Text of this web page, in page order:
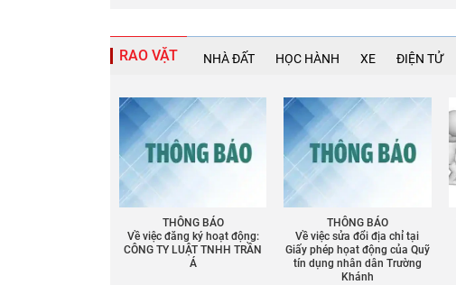
Chia sẻ
RAO VẶT NHÀ ĐẤT HỌC HÀNH XE ĐIỆN TỬ
THÔNG BÁO
Về việc đăng ký hoạt động:
CÔNG TY LUẬT TNHH TRẦN
Á
THÔNG BÁO
Về việc sửa đổi địa chỉ tại
Giấy phép họat động của Quỹ
tín dụng nhân dân Trường
Khánh